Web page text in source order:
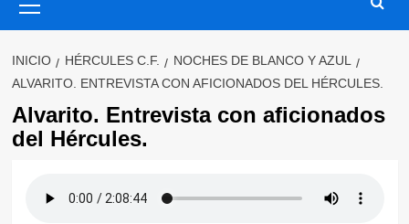
primario
INICIO HÉRCULES C.F.
NOCHES DE BLANCO Y AZUL
ALVARITO. ENTREVISTA CON AFICIONADOS DEL HÉRCULES.
Alvarito. Entrevista con aficionados
del Hércules.